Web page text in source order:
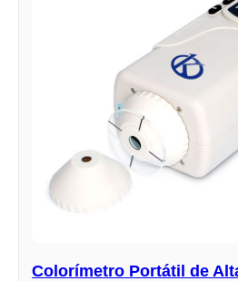
Colorímetro Portátil de